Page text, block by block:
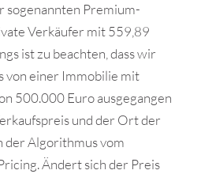
sogenannten Premium-
Verkäufer mit 559,89
ist zu beachten, dass wir
von einer Immobilie mit
500.000 Euro ausgegangen
und der Ort der
der Algorithmus vom
Ändert sich der Preis